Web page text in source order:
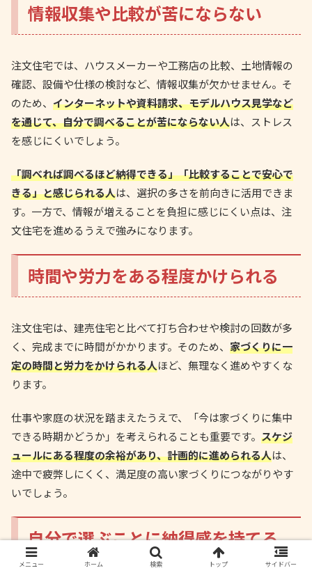
情報収集や比較が苦にならない
注文住宅では、ハウスメーカーや工務店の比較、土地情報の
確認、設備や仕様の検討など、情報収集が欠かせません。そ
のため、 インターネットや資料請求、モデルハウス見学など
を通じて、自分で調べることが苦にならない人は、ストレス
を感じにくいでしょう。
「調べれば調べるほど納得できる」「比較することで安心で
きる」と感じられる人は、選択の多さを前向きに活用できま
す。一方で、情報が増えることを負担に感じにくい点は、注
文住宅を進めるうえで強みになります。
時間や労力をある程度かけられる
注文住宅は、建売住宅と比べて打ち合わせや検討の回数が多
く、完成までに時間がかかります。そのため、 家づくりに一
定の時間と労力をかけられる人ほど、無理なく進めやすくな
ります。
仕事や家庭の状況を踏まえたうえで、「今は家づくりに集中
できる時期かどうか」を考えられることも重要です。 スケジ
ュールにある程度の余裕があり、計画的に進められる人は、
途中で疲弊しにくく、満足度の高い家づくりにつながりやす
いでしょう。
自分で選ぶことに納得感を持てる
メニュー ホーム 検索 トップ サイドバー